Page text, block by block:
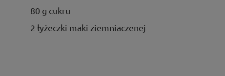
80 g cukru
2 łyżeczki maki ziemniaczenej